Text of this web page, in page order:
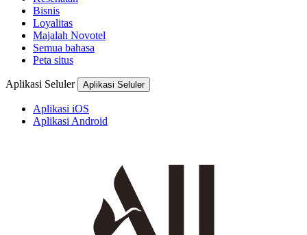
Bisnis
Loyalitas
Majalah Novotel
Semua bahasa
Peta situs
Aplikasi Seluler Aplikasi Seluler
Aplikasi iOS
Aplikasi Android